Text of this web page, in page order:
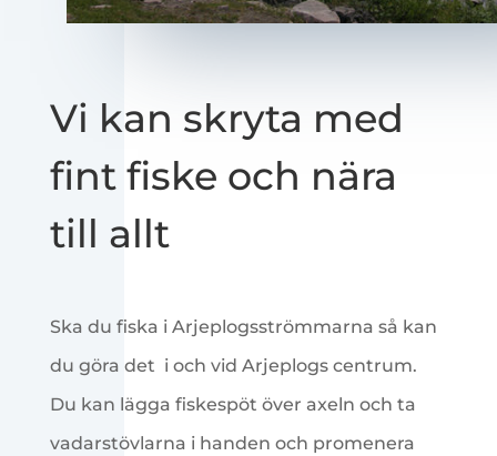
Vi kan skryta med
fint fiske och nära
till allt
Ska du fiska i Arjeplogsströmmarna så kan
du göra det i och vid Arjeplogs centrum.
Du kan lägga fiskespöt över axeln och ta
vadarstövlarna i handen och promenera